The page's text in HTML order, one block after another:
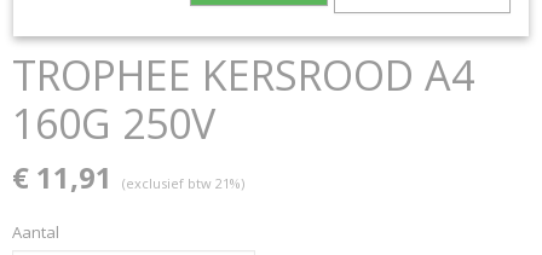
TROPHEE KERSROOD A4
160G 250V
€ 11,91 (exclusief btw 21%)
Aantal